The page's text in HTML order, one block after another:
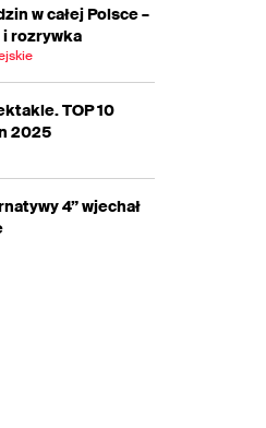
w całej Polsce –
rozrywka
TOP 10
2025
4” wjechał